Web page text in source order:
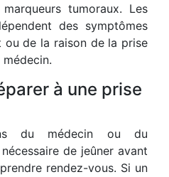
tumoraux. Les
des symptômes
ou de la raison de la prise
à une prise
du médecin ou du
de jeûner avant
rendez-vous. Si un